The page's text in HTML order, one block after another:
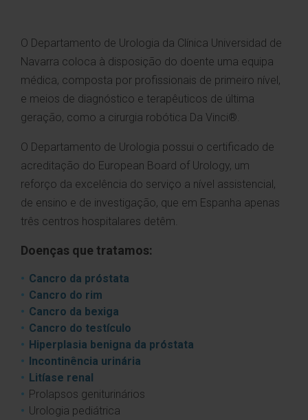
O Departamento de Urologia da Clínica Universidad de
Navarra coloca à disposição do doente uma equipa
médica, composta por profissionais de primeiro nível,
e meios de diagnóstico e terapêuticos de última
geração, como a cirurgia robótica Da Vinci®.
O Departamento de Urologia possui o certificado de
acreditação do European Board of Urology, um
reforço da excelência do serviço a nível assistencial,
de ensino e de investigação, que em Espanha apenas
três centros hospitalares detêm.
Doenças que tratamos:
Cancro da próstata
Cancro do rim
Cancro da bexiga
Cancro do testículo
Hiperplasia benigna da próstata
Incontinência urinária
Litíase renal
Prolapsos geniturinários
Urologia pediátrica